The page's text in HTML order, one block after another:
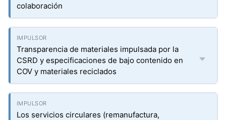
colaboración
Transparencia de materiales impulsada por la
CSRD y especificaciones de bajo contenido en
COV y materiales reciclados
Los servicios circulares (remanufactura,